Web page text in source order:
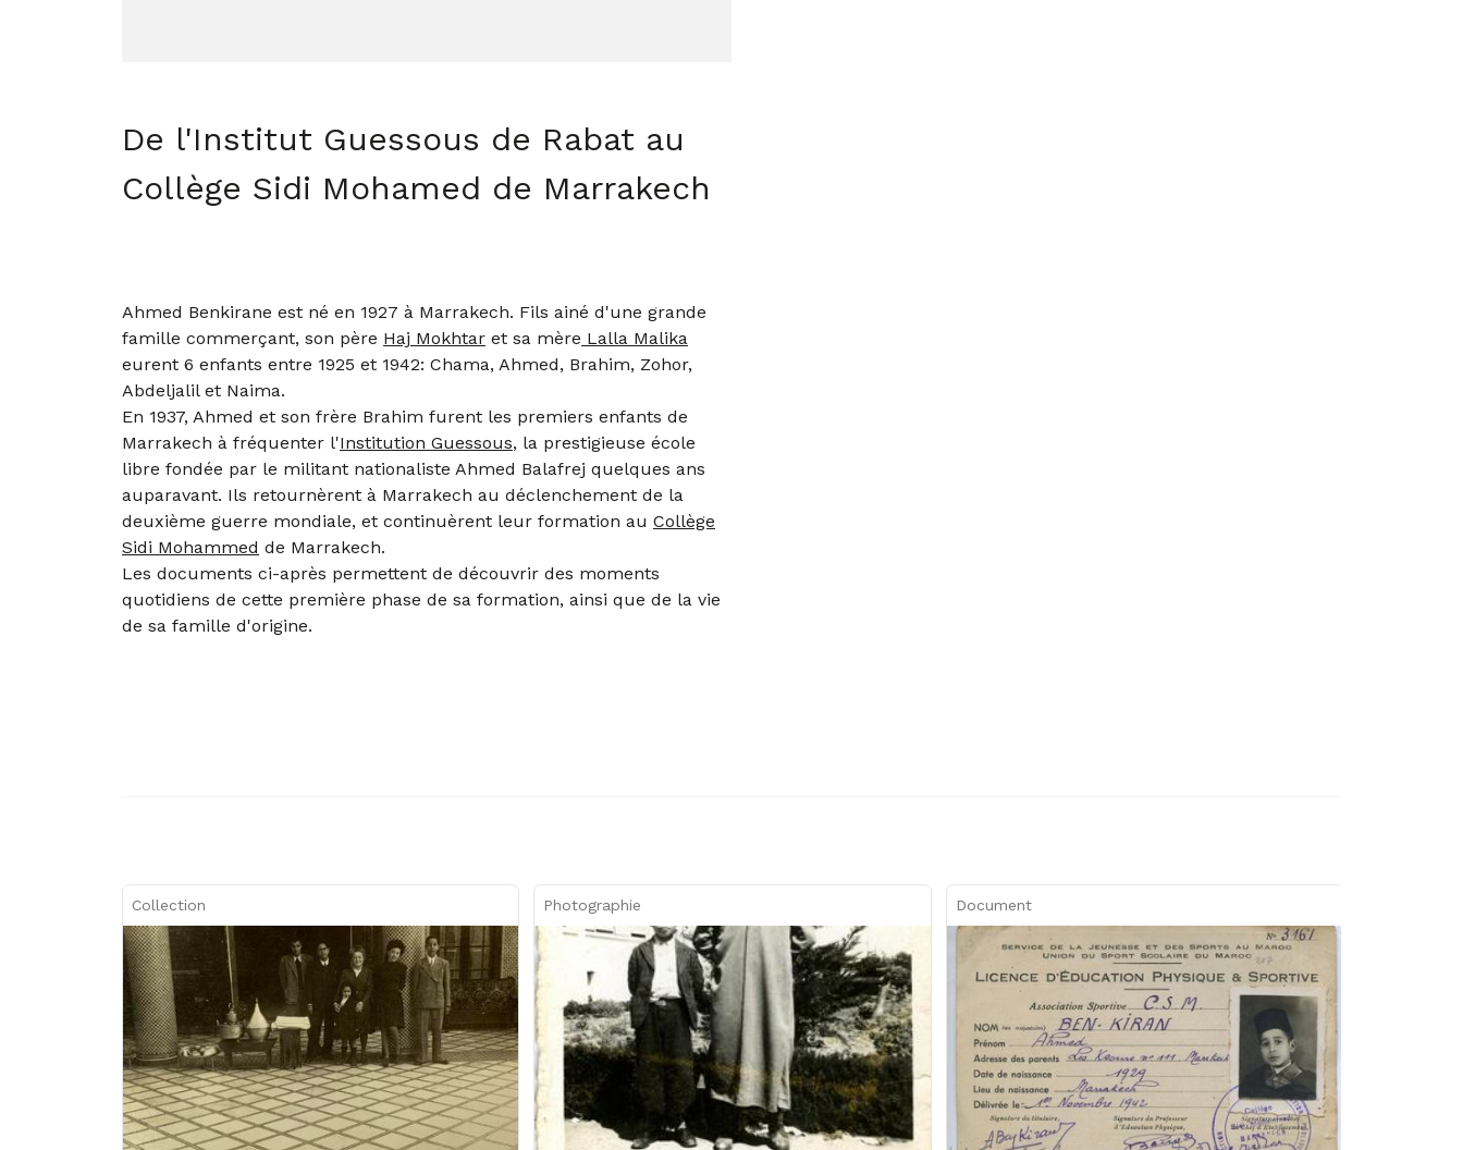
De l'Institut Guessous de Rabat au
Collège Sidi Mohamed de Marrakech
Ahmed Benkirane est né en 1927 à Marrakech. Fils ainé d'une grande
famille commerçant, son père Haj Mokhtar et sa mère Lalla Malika
eurent 6 enfants entre 1925 et 1942: Chama, Ahmed, Brahim, Zohor,
Abdeljalil et Naima.
En 1937, Ahmed et son frère Brahim furent les premiers enfants de
Marrakech à fréquenter l'Institution Guessous, la prestigieuse école
libre fondée par le militant nationaliste Ahmed Balafrej quelques ans
auparavant. Ils retournèrent à Marrakech au déclenchement de la
deuxième guerre mondiale, et continuèrent leur formation au Collège
Sidi Mohammed de Marrakech.
Les documents ci-après permettent de découvrir des moments
quotidiens de cette première phase de sa formation, ainsi que de la vie
de sa famille d'origine.
Collection Photographie Document